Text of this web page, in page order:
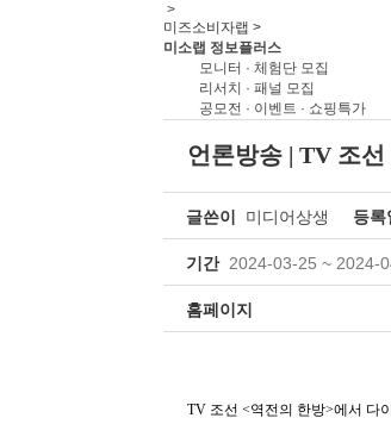
>
미즈소비자랩 >
미소랩 정보플러스
모니터 · 체험단 모집
리서치 · 패널 모집
공모전 · 이벤트 · 쇼핑특가
언론방송 | TV 조
글쓴이 미디어상생 등록
기간 2024-03-25 ~ 2024-
홈페이지
TV 조선 <역전의 한방>에서 다